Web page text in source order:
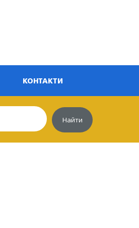
КОНТАКТИ
Найти